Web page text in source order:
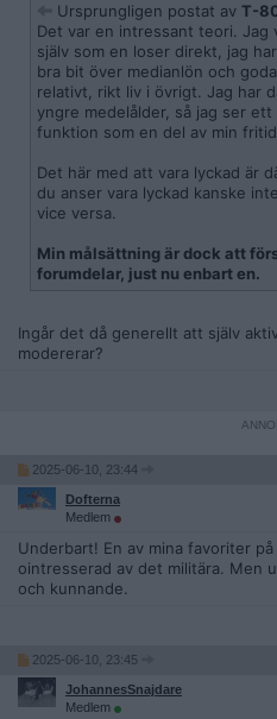
Ursprungligen postat av T-
Det var en intressant teori. Jag
själv som en loser direkt, jag
bra bit över medianlön och
relativt, rikt liv i övrigt. Jag har
yngre medelålder, så jag ser
funktion som en del av min
Det här med att vara lyckad är
du anser vara lyckad kanske
vice versa.
Min målsättning är dock att
forumdelar, just nu enbart en.
Ingår det då generellt att själv
modererar?
2025-06-10, 23:44
Dofterna
Medlem
Underbart! En av mina favoriter
ointresserad av det militära. Men
och kunnande.
2025-06-10, 23:45
JohannesSnajdare
Medlem